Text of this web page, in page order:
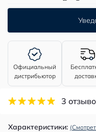
Официальный
дистрибьютор
3
Характеристики: